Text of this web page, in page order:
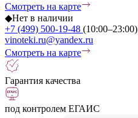
Смотреть на карте
◆Нет в наличии
+7 (499) 500-19-48 (10:00–23:00)
vinoteki.ru@yandex.ru
Смотреть на карте
Гарантия качества
под контролем ЕГАИС